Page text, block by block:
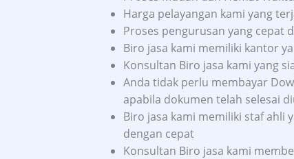
Harga pelayangan kami yang
Proses pengurusan yang cepat
Biro jasa kami memiliki kantor
Konsultan Biro jasa kami yang
Anda tidak perlu membayar
apabila dokumen telah selesai
Biro jasa kami memiliki staf ahli
dengan cepat
Konsultan Biro jasa kami